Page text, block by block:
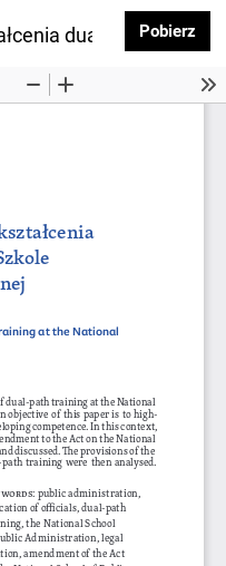
dualnego wPobierz